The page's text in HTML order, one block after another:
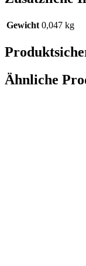
Gewicht 0,047 kg
Ähnliche